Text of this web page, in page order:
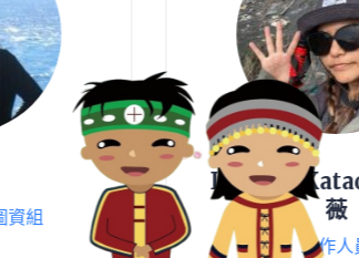
Inaylan Katadrepan 陸
薇
工作人員